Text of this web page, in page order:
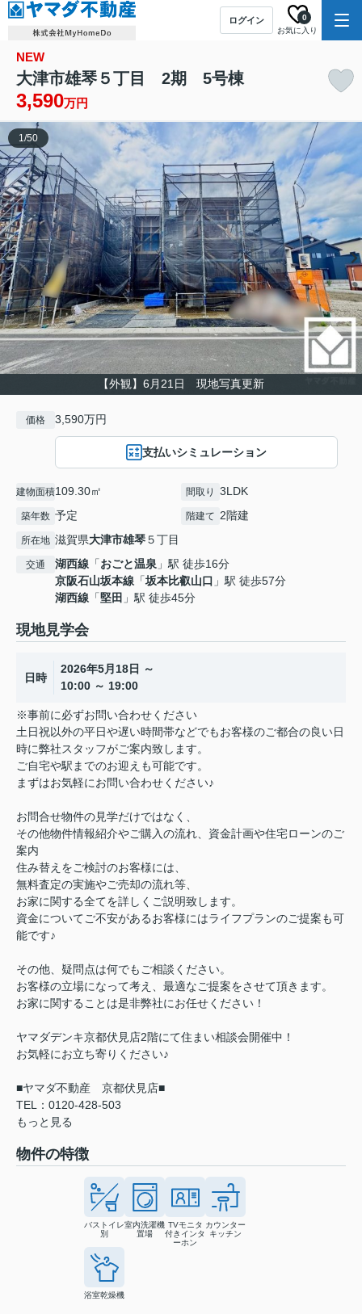
ログイン
お気に入り
0
NEW
大津市雄琴５丁目 2期 5号棟
3,590万円
【外観】6月21日 現地写真更新
1/50
価格 3,590万円
支払いシミュレーション
建物面積109.30㎡ 間取り 3LDK
築年数 予定 階建て 2階建
所在地 滋賀県大津市雄琴５丁目
交通 湖西線 「おごと温泉 」駅 徒歩16分
京阪石山坂本線 「坂本比叡山口 」駅 徒歩57分
湖西線 「堅田 」駅 徒歩45分
現地見学会
日時
2026年5月18日 ～
10:00 ～ 19:00
※事前に必ずお問い合わせください
土日祝以外の平日や遅い時間帯などでもお客様のご都合の良い日
時に弊社スタッフがご案内致します。
ご自宅や駅までのお迎えも可能です。
まずはお気軽にお問い合わせください♪
お問合せ物件の見学だけではなく、
その他物件情報紹介やご購入の流れ、資金計画や住宅ローンのご
案内
住み替えをご検討のお客様には、
無料査定の実施やご売却の流れ等、
お家に関する全てを詳しくご説明致します。
資金についてご不安があるお客様にはライフプランのご提案も可
能です♪
その他、疑問点は何でもご相談ください。
お客様の立場になって考え、最適なご提案をさせて頂きます。
お家に関することは是非弊社にお任せください！
ヤマダデンキ京都伏見店2階にて住まい相談会開催中！
お気軽にお立ち寄りください♪
■ヤマダ不動産 京都伏見店■
TEL：0120-428-503
もっと見る
物件の特徴
バストイレ
別
室内洗濯機
置場
TVモニタ
付きインタ
ーホン
カウンター
キッチン
浴室乾燥機